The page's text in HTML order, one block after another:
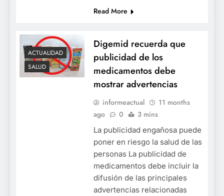
Read More
ACTUALIDAD
SALUD
Digemid recuerda que
publicidad de los
medicamentos debe
mostrar advertencias
informeactual
11 months
ago
0 3 mins
La publicidad engañosa puede
poner en riesgo la salud de las
personas La publicidad de
medicamentos debe incluir la
difusión de las principales
advertencias relacionadas